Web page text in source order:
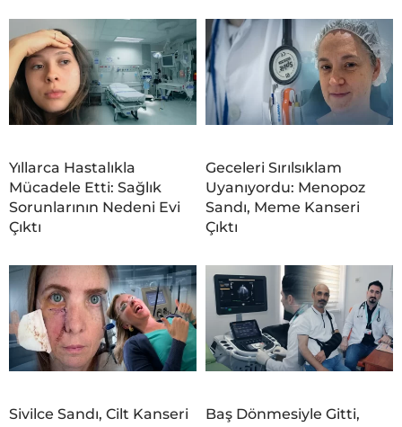
Yıllarca Hastalıkla
Mücadele Etti: Sağlık
Sorunlarının Nedeni Evi
Çıktı
Geceleri Sırılsıklam
Uyanıyordu: Menopoz
Sandı, Meme Kanseri
Çıktı
Sivilce Sandı, Cilt Kanseri
Baş Dönmesiyle Gitti,